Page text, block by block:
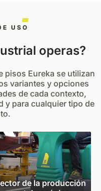
USO
operas?
pisos Eureka se utilizan
variantes y opciones
de cada contexto,
y para cualquier tipo de
de la producción